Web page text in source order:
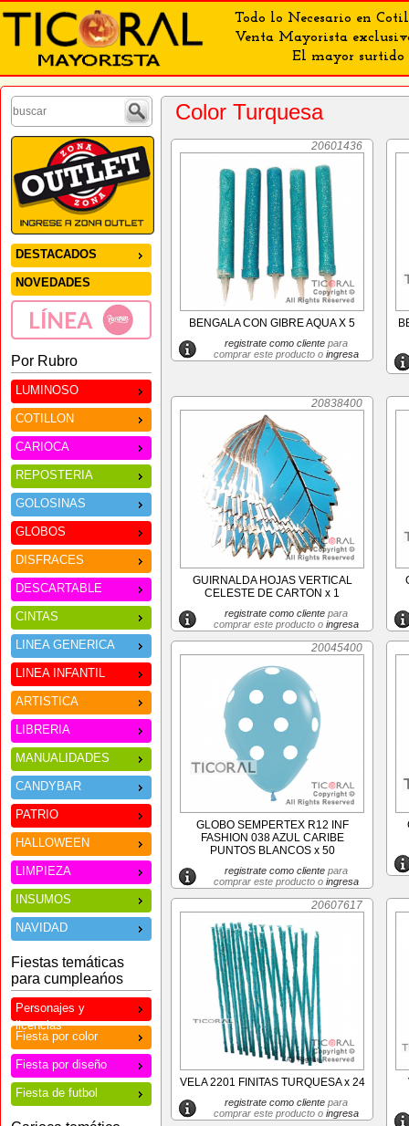
Todo lo Necesario en
Venta Mayorista
El mayor surtido
DESTACADOS
NOVEDADES
Por Rubro
LUMINOSO
COTILLON
CARIOCA
REPOSTERIA
GOLOSINAS
GLOBOS
DISFRACES
DESCARTABLE
CINTAS
LINEA GENERICA
LINEA INFANTIL
ARTISTICA
LIBRERIA
MANUALIDADES
CANDYBAR
PATRIO
HALLOWEEN
LIMPIEZA
INSUMOS
NAVIDAD
Fiestas temáticas
para cumpleańos
Personajes y
licencias
Fiesta por color
Fiesta por diseño
Fiesta de futbol
Color Turquesa
20601436
BENGALA CON GIBRE AQUA X 5
registrate como clientepara
comprar este producto o ingresa
20838400
GUIRNALDA HOJAS VERTICAL
CELESTE DE CARTON x 1
registrate como clientepara
comprar este producto o ingresa
20045400
GLOBO SEMPERTEX R12 INF
FASHION 038 AZUL CARIBE
PUNTOS BLANCOS x 50
registrate como clientepara
comprar este producto o ingresa
20607617
VELA 2201 FINITAS TURQUESA x 24
registrate como clientepara
comprar este producto o ingresa